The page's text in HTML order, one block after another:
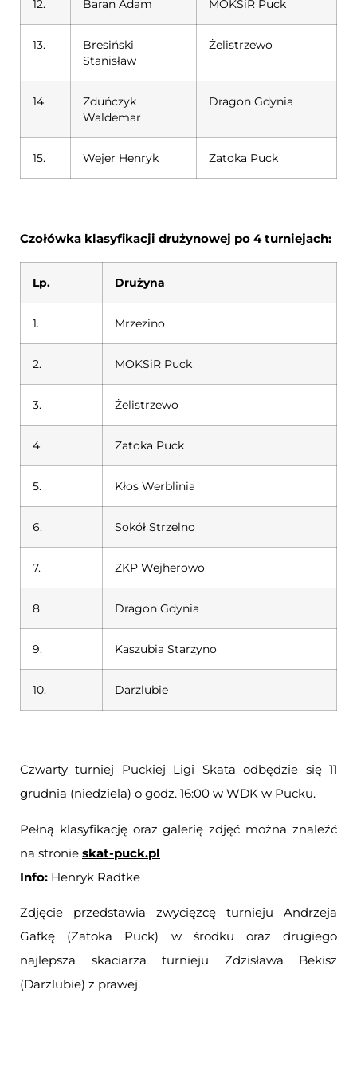
12. Baran Adam MOKSiR Puck
13.
Bresiński
Stanisław
Żelistrzewo
14.
Zduńczyk
Waldemar
Dragon Gdynia
15. Wejer Henryk Zatoka Puck
Czołówka klasyfikacji drużynowej po 4 turniejach:
Lp. Drużyna
1. Mrzezino
2. MOKSiR Puck
3. Żelistrzewo
4. Zatoka Puck
5. Kłos Werblinia
6. Sokół Strzelno
7. ZKP Wejherowo
8. Dragon Gdynia
9. Kaszubia Starzyno
10. Darzlubie
Czwarty turniej Puckiej Ligi Skata odbędzie się 11
grudnia (niedziela) o godz. 16:00 w WDK w Pucku.
Pełną klasyfikację oraz galerię zdjęć można znaleźć
na stronie skat-puck.pl
Info: Henryk Radtke
Zdjęcie przedstawia zwycięzcę turnieju Andrzeja
Gafkę (Zatoka Puck) w środku oraz drugiego
najlepsza skaciarza turnieju Zdzisława Bekisz
(Darzlubie) z prawej.